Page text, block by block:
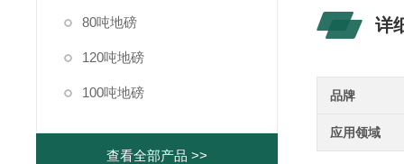
80吨地磅
120吨地磅
100吨地磅
查看全部产品 >>
详
品牌
应用领域